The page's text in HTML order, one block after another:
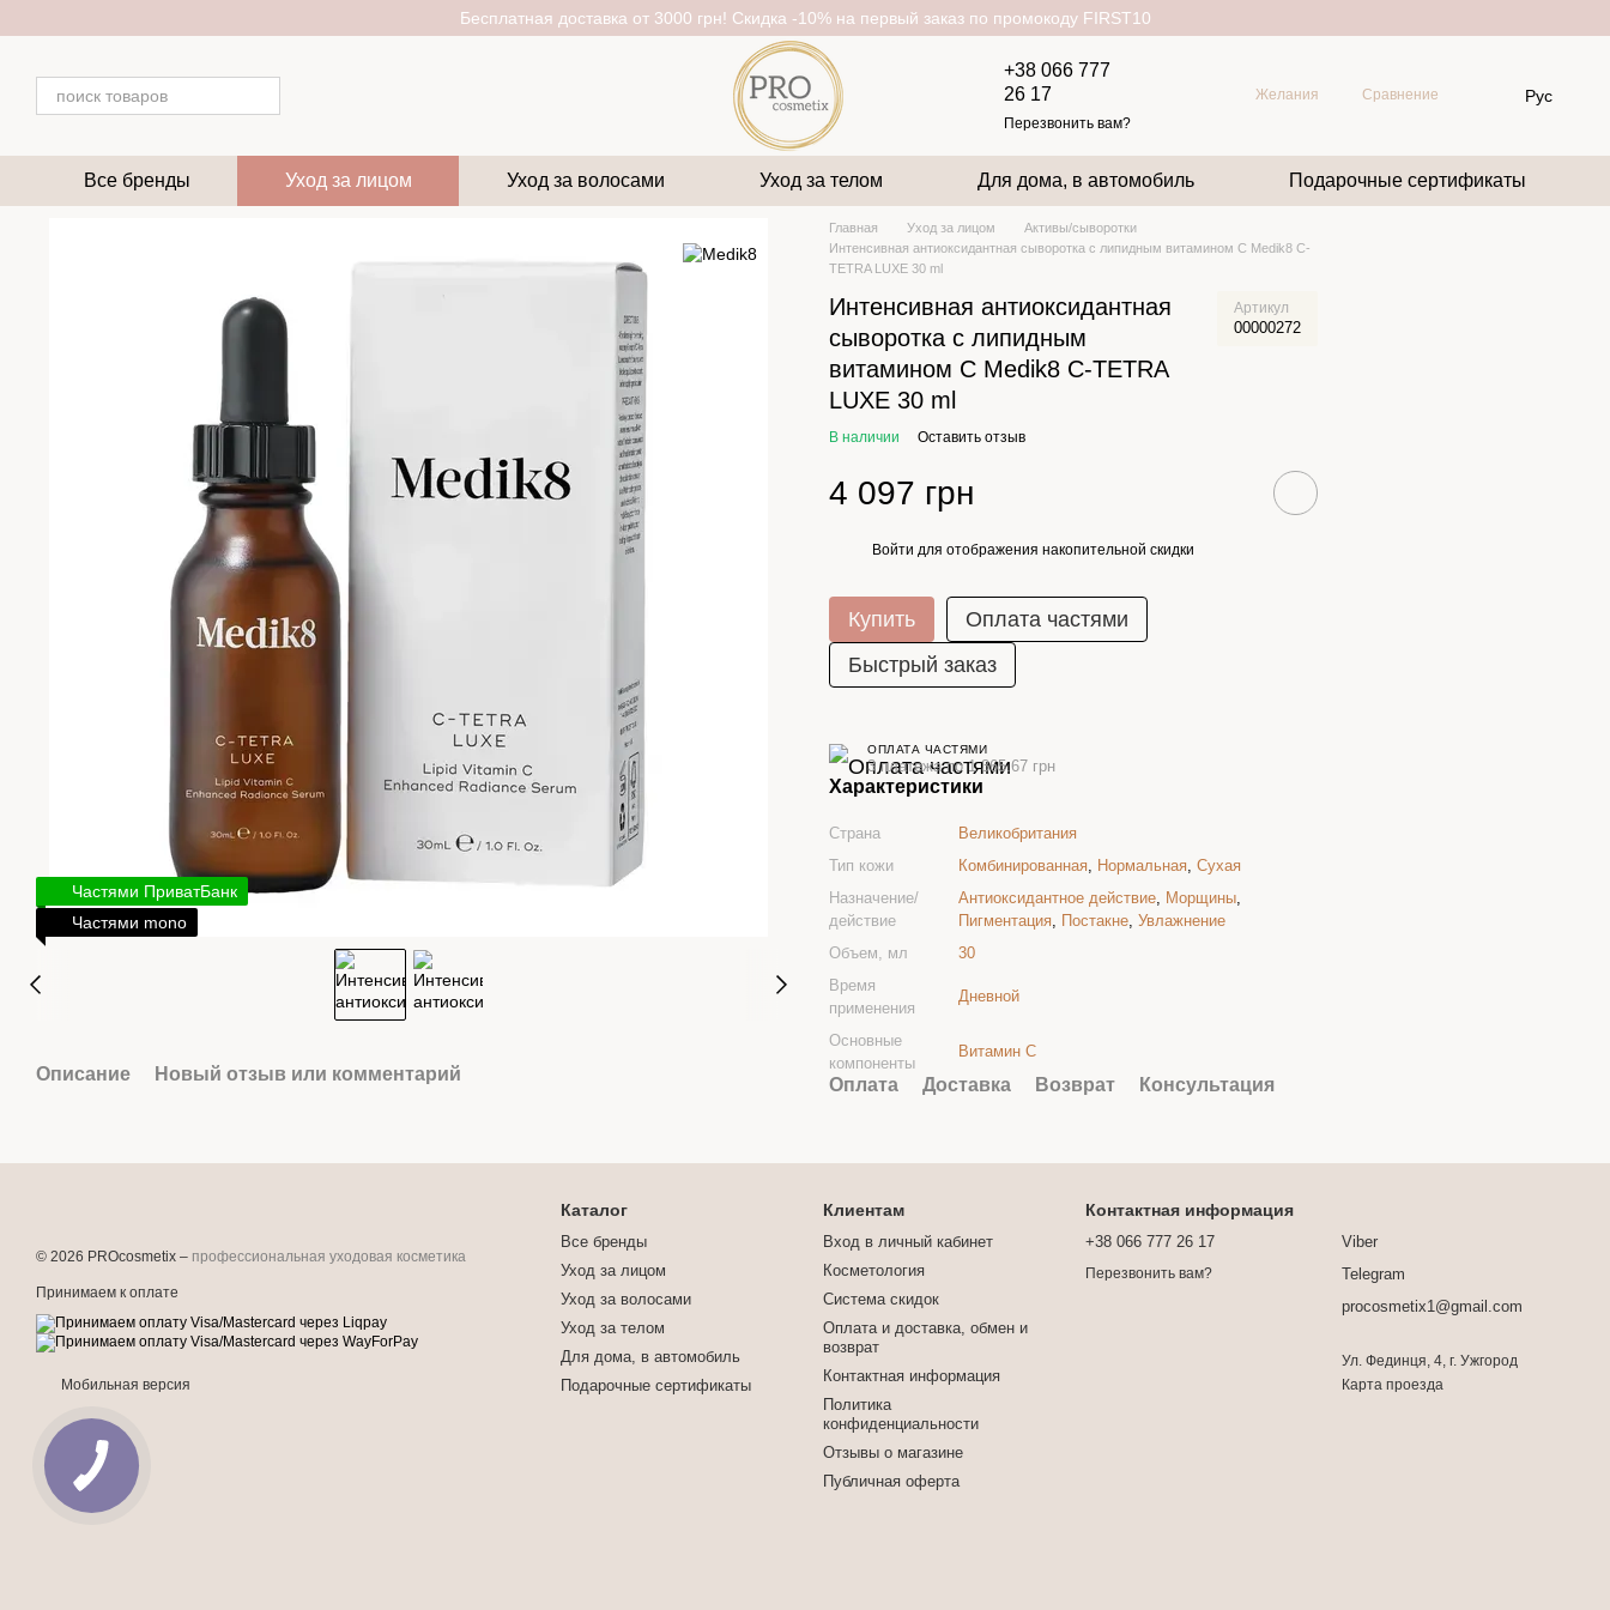
Бесплатная доставка от 3000 грн! Скидка -10% на первый заказ по промокоду FIRST10
+38 066 777
26 17
Перезвонить вам?
Желания Сравнение Рус
Все бренды Уход за лицом Уход за волосами Уход за телом Для дома, в автомобиль Подарочные сертификаты
Частями ПриватБанк
Частями mono
Описание Новый отзыв или комментарий
Главная Уход за лицом
Активы/сыворотки
Интенсивная антиоксидантная сыворотка с липидным витамином C Medik8 C-
TETRA LUXE 30 ml
Интенсивная антиоксидантная
сыворотка с липидным
витамином C Medik8 C-TETRA
LUXE 30 ml
Артикул
00000272
В наличии Оставить отзыв
4 097 грн
Войти для отображения накопительной скидки
Купить
Оплата частями
Быстрый заказ
ОПЛАТА ЧАСТЯМИ
3 платежа по 1 365.67 грн
Характеристики
Страна
Великобритания
Тип кожи
Комбинированная, Нормальная, Сухая
Назначение/
действие
Антиоксидантное действие, Морщины,
Пигментация, Постакне, Увлажнение
Объем, мл
30
Время
применения
Дневной
Основные
компоненты
Витамин С
Оплата Доставка Возврат Консультация
© 2026 PROcosmetix – профессиональная уходовая косметика
Принимаем к оплате
Мобильная версия
Каталог
Все бренды
Уход за лицом
Уход за волосами
Уход за телом
Для дома, в автомобиль
Подарочные сертификаты
Клиентам
Вход в личный кабинет
Косметология
Система скидок
Оплата и доставка, обмен и
возврат
Контактная информация
Политика
конфиденциальности
Отзывы о магазине
Публичная оферта
Контактная информация
+38 066 777 26 17
Перезвонить вам?
Viber
Telegram
procosmetix1@gmail.com
Ул. Фединця, 4, г. Ужгород
Карта проезда